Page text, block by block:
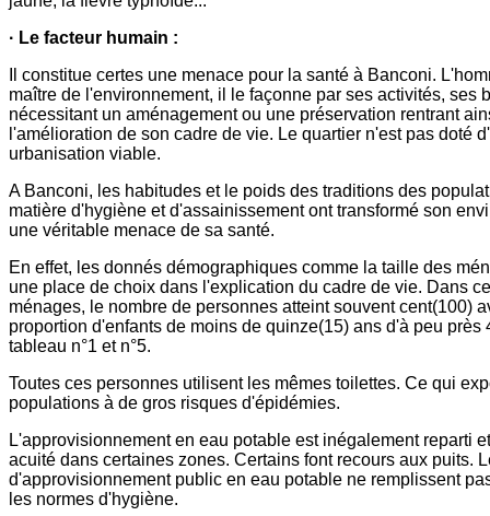
· Le facteur humain :
Il constitue certes une menace pour la santé à Banconi.
maître de l'environnement, il le façonne par ses activités, ses
nécessitant un aménagement ou une préservation rentrant
l'amélioration de son cadre de vie. Le quartier n'est pas doté
urbanisation viable.
A Banconi, les habitudes et le poids des traditions des
matière d'hygiène et d'assainissement ont transformé son
une véritable menace de sa santé.
En effet, les donnés démographiques comme la taille des
une place de choix dans l'explication du cadre de vie. Dans
ménages, le nombre de personnes atteint souvent cent(100)
proportion d'enfants de moins de quinze(15) ans d'à peu près
tableau n°1 et n°5.
Toutes ces personnes utilisent les mêmes toilettes. Ce qui
populations à de gros risques d'épidémies.
L'approvisionnement en eau potable est inégalement reparti
acuité dans certaines zones. Certains font recours aux puits.
d'approvisionnement public en eau potable ne remplissent
les normes d'hygiène.